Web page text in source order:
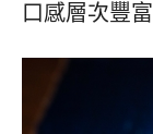
口感層次豐富